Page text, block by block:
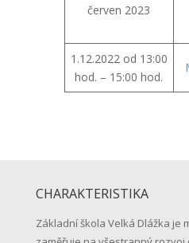
červen 2023
1.12.2022 od 13:00
hod. – 15:00 hod.
CHARAKTERISTIKA
Základní škola Velká Dlážka je